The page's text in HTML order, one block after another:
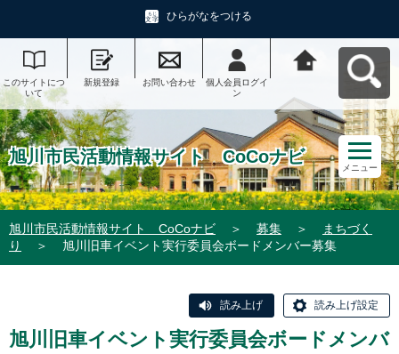
ひらがなをつける
このサイトにつ
いて
新規登録 お問い合わせ
個人会員ログイ
ン
ナビへ戻る
旭川市民活動情報サイト CoCoナビ
メニュー
旭川市民活動情報サイト CoCoナビ ＞ 募集 ＞
まちづく
り
＞ 旭川旧車イベント実行委員会ボードメンバー募集
読み上げ 読み上げ設定
旭川旧車イベント実行委員会ボードメンバ